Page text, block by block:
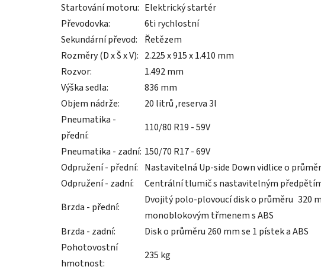
Startování motoru: Elektrický startér
Převodovka:
6ti rychlostní
Sekundární převod:
Řetězem
Rozměry (D x Š x V): 2.225 x 915 x 1.410 mm
Rozvor:
1.492 mm
Výška sedla:
836 mm
Objem nádrže:
20 litrů ,reserva 3l
Pneumatika -
přední:
110/80 R19 - 59V
Pneumatika - zadní: 150/70 R17 - 69V
Odpružení - přední: Nastavitelná Up-side Down vidlice o
Odpružení - zadní:
Centrální tlumič s nastavitelným
Brzda - přední:
Dvojitý polo-plovoucí disk o průměru 320
monoblokovým třmenem s ABS
Brzda - zadní:
Disk o průměru 260 mm se 1 pístek a ABS
Pohotovostní
hmotnost:
235 kg